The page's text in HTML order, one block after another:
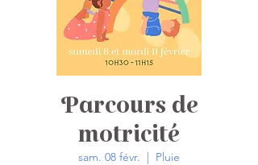
Parcours de
motricité
sam. 08 févr.
  |
Pluie